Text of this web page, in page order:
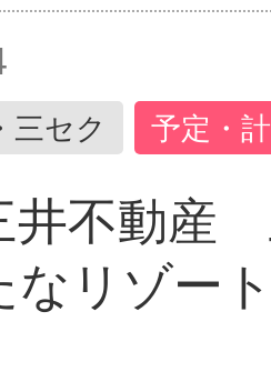
三セク 予定・
井不動産
リゾー